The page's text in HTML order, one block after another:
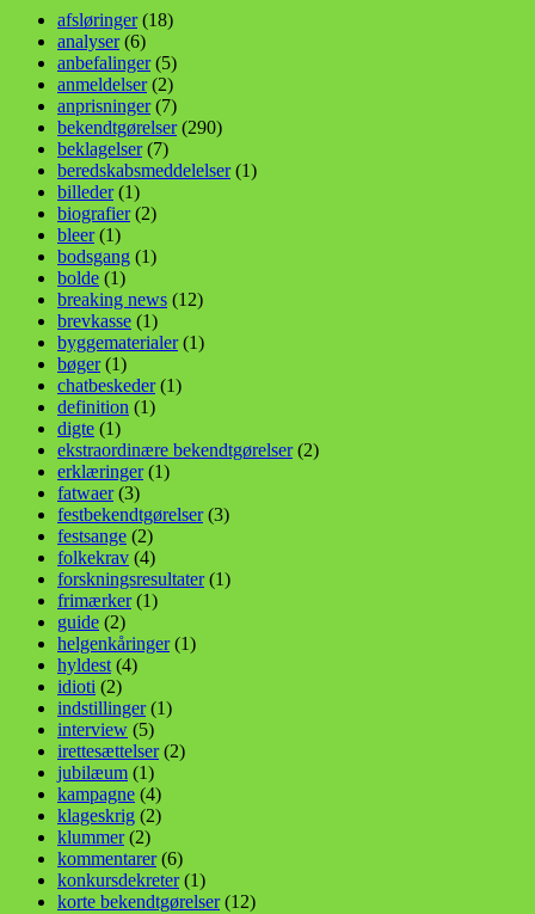
afsløringer(18)
analyser(6)
anbefalinger(5)
anmeldelser(2)
anprisninger(7)
bekendtgørelser(290)
beklagelser(7)
beredskabsmeddelelser(1)
billeder(1)
biografier(2)
bleer(1)
bodsgang (1)
bolde (1)
breaking news (12)
brevkasse (1)
byggematerialer(1)
bøger(1)
chatbeskeder(1)
definition (1)
digte (1)
ekstraordinære bekendtgørelser(2)
erklæringer(1)
fatwaer(3)
festbekendtgørelser(3)
festsange (2)
folkekrav (4)
forskningsresultater(1)
frimærker(1)
guide (2)
helgenkåringer(1)
hyldest (4)
idioti (2)
indstillinger(1)
interview (5)
irettesættelser(2)
jubilæum (1)
kampagne (4)
klageskrig (2)
klummer(2)
kommentarer(6)
konkursdekreter(1)
korte bekendtgørelser(12)